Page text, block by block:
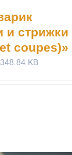
и стрижки
coupes)»
KB